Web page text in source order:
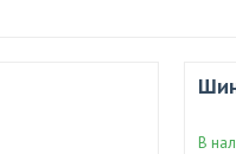
В